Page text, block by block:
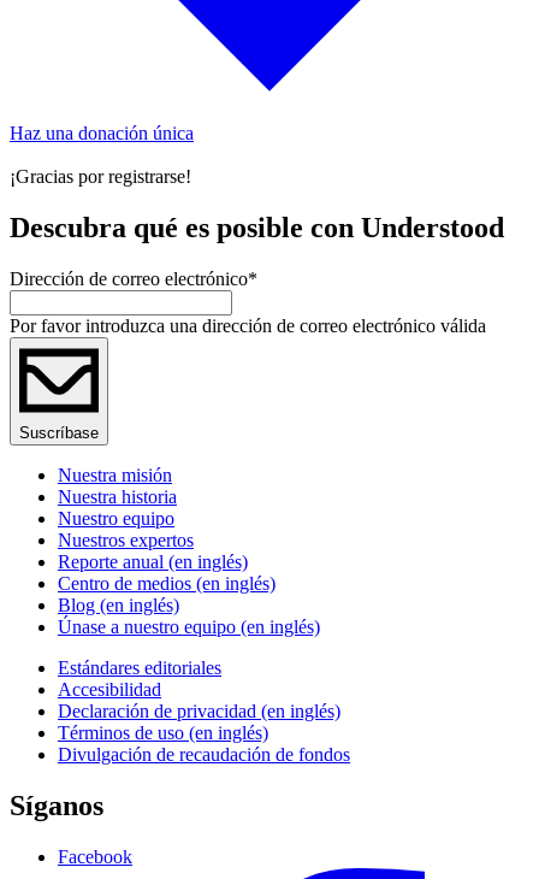
Haz una donación única
¡Gracias por registrarse!
Descubra qué es posible con Understood
Dirección de correo electrónico*
Por favor introduzca una dirección de correo electrónico válida
Suscríbase
Nuestra misión
Nuestra historia
Nuestro equipo
Nuestros expertos
Reporte anual (en inglés)
Centro de medios (en inglés)
Blog (en inglés)
Únase a nuestro equipo (en inglés)
Estándares editoriales
Accesibilidad
Declaración de privacidad (en inglés)
Términos de uso (en inglés)
Divulgación de recaudación de fondos
Síganos
Facebook